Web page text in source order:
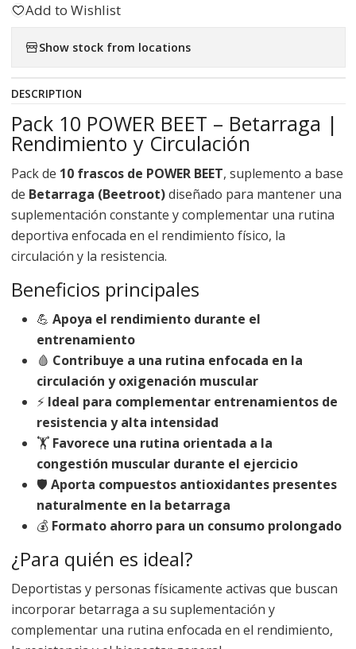
Add to Wishlist
Show stock from locations
DESCRIPTION
Pack 10 POWER BEET – Betarraga |
Rendimiento y Circulación
Pack de 10 frascos de POWER BEET, suplemento a base
de Betarraga (Beetroot)diseñado para mantener una
suplementación constante y complementar una rutina
deportiva enfocada en el rendimiento físico, la
circulación y la resistencia.
Beneficios principales
💪 Apoya el rendimiento durante el
entrenamiento
🩸 Contribuye a una rutina enfocada en la
circulación y oxigenación muscular
⚡ Ideal para complementar entrenamientos de
resistencia y alta intensidad
🏋️ Favorece una rutina orientada a la
congestión muscular durante el ejercicio
🛡️ Aporta compuestos antioxidantes presentes
naturalmente en la betarraga
💰 Formato ahorro para un consumo prolongado
¿Para quién es ideal?
Deportistas y personas físicamente activas que buscan
incorporar betarraga a su suplementación y
complementar una rutina enfocada en el rendimiento,